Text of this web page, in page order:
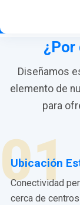
¿Por
Diseñamos
elemento de
para
01
Ubicación
Conectividad
cerca de